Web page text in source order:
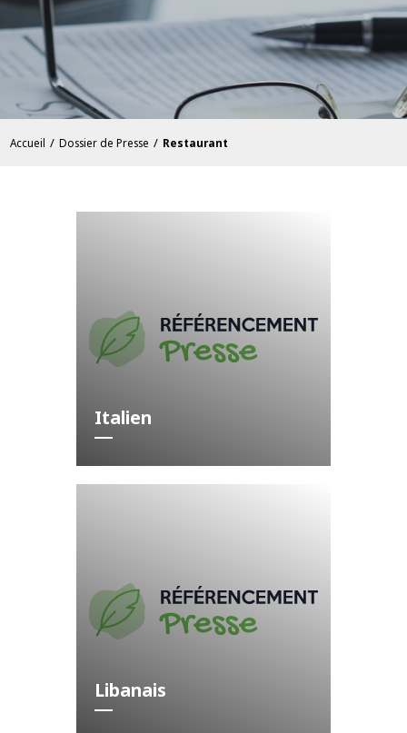
Accueil / Dossier de Presse / Restaurant
Italien
Libanais